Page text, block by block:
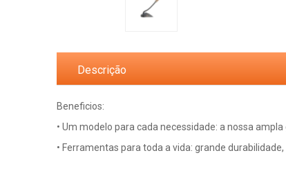
Descrição
Beneficios:
• Um modelo para cada necessidade: a nossa
• Ferramentas para toda a vida: grande